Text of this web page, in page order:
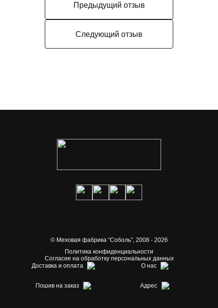
Предыдущий отзыв
Следующий отзыв
© Меховая фабрика “Соболь”,2008 - 2026
Политика конфиденциальности
Согласие на обработку персональных данных
Доставка и оплата
О нас
Пошив на заказ Адрес